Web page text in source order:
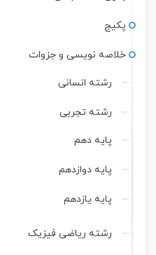
پکیج
خلاصه نویسی و جزوات
رشته انسانی
رشته تجربی
پایه دهم
پایه دوازدهم
پایه یازدهم
رشته ریاضی فیزیک